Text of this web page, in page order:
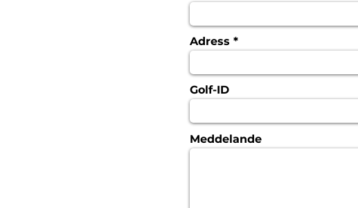
Adress
Golf-ID
Meddelande